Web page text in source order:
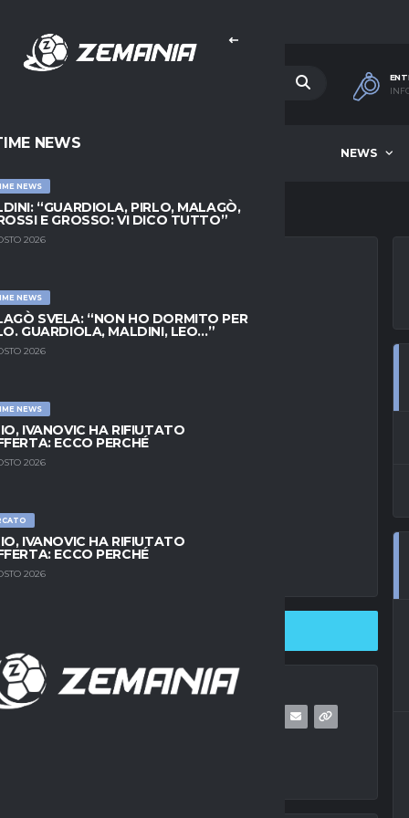
NEWS
NEWS
NEWS
“GUARDIOLA, PIRLO, MALAGÒ,
E GROSSO: VI DICO TUTTO”
2026
NEWS
SVELA: “NON HO DORMITO PER
GUARDIOLA, MALDINI, LEO…”
2026
NEWS
IVANOVIC HA RIFIUTATO
ECCO PERCHÉ
2026
IVANOVIC HA RIFIUTATO
ECCO PERCHÉ
2026
APPARENTE:
MA SPUNTA